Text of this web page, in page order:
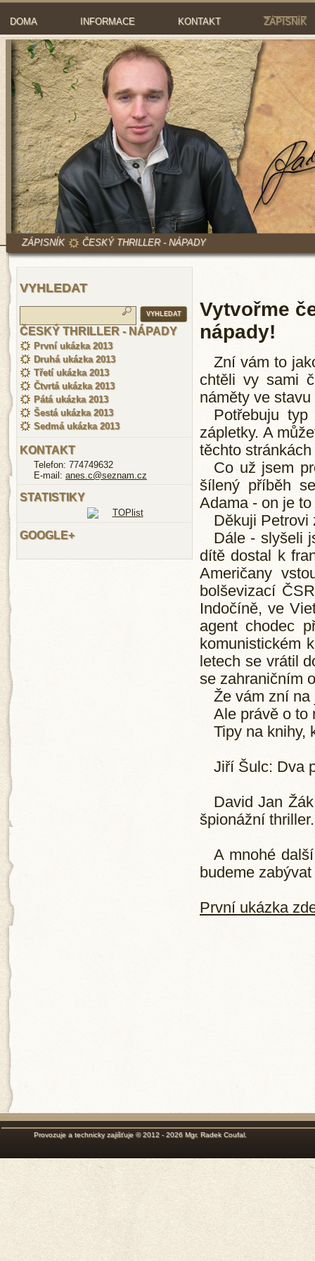
DOMA INFORMACE KONTAKT ZÁPISNÍK
ZÁPISNÍK ČESKÝ THRILLER - NÁPADY
VYHLEDAT
ČESKÝ THRILLER - NÁPADY
První ukázka 2013
Druhá ukázka 2013
Třetí ukázka 2013
Čtvrtá ukázka 2013
Pátá ukázka 2013
Šestá ukázka 2013
Sedmá ukázka 2013
KONTAKT
Telefon: 774749632
E-mail: anes.c@seznam.cz
STATISTIKY
GOOGLE+
Vytvořme
nápady!
Zní vám to
chtěli vy sami
náměty ve
Potřebuju
zápletky. A
těchto
Co už jsem
šílený příběh
Adama - on je
Děkuji Petrovi
Dále - slyšeli
dítě dostal k
Američany
bolševizací
Indočíně, ve
agent chodec
komunistickém
letech se vrátil
se zahraničním
Že vám zní na
Ale právě o to
Tipy na knihy,
Jiří Šulc: Dva
David Jan
špionážní thriller.
A mnohé
budeme
První ukázka
Provozuje a technicky zajišťuje © 2012 - 2026 Mgr. Radek Coufal.